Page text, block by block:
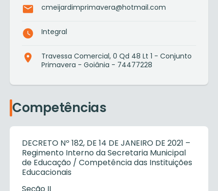
cmeijardimprimavera@hotmail.com
Integral
Travessa Comercial, 0 Qd 48 Lt 1 - Conjunto
Primavera - Goiânia - 74477228
Competências
DECRETO Nº 182, DE 14 DE JANEIRO DE 2021 –
Regimento Interno da Secretaria Municipal
de Educação / Competência das Instituições
Educacionais